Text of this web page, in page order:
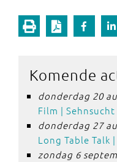
Komende
donderdag 20
Film |
donderdag 27
Long Table Talk
zondag 6